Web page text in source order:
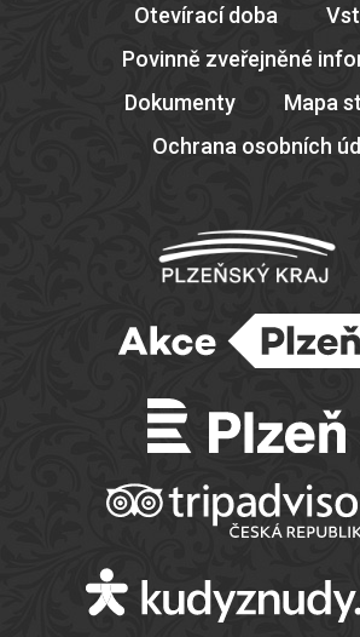
Otevírací doba
Povinně zveřejněné
Dokumenty
Mapa
Ochrana osobních